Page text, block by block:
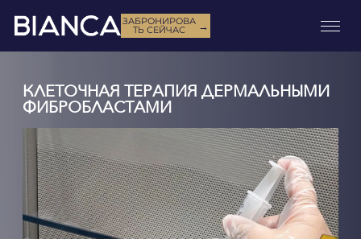
ЗАБРОНИРОВА
ТЬ СЕЙЧАС →
КЛЕТОЧНАЯ ТЕРАПИЯ ДЕРМАЛЬНЫМИ
ФИБРОБЛАСТАМИ